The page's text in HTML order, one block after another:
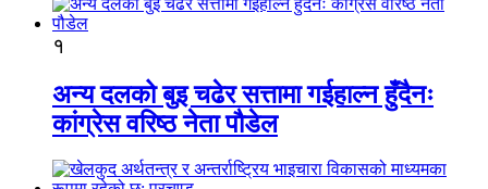
१
अन्य दलको बुइ चढेर सत्तामा गईहाल्न हुँदैनः
कांग्रेस वरिष्ठ नेता पौडेल